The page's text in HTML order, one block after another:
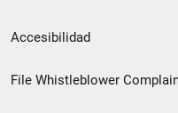
Menú
de
Accesibilidad
File Whistleblower